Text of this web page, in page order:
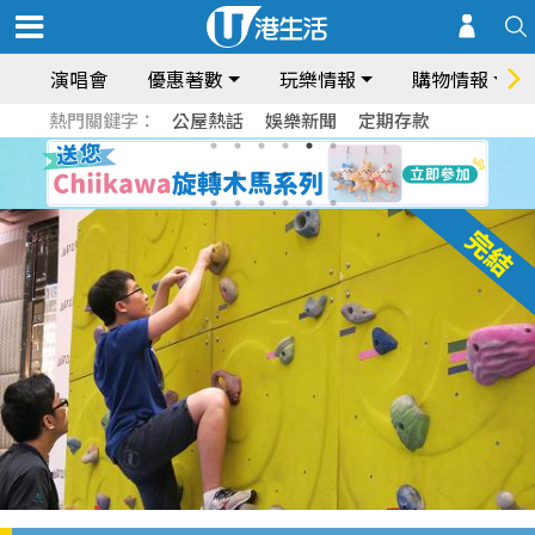
演唱會 優惠著數 玩樂情報 購物情報
熱門關鍵字： 公屋熱話 娛樂新聞 定期存款